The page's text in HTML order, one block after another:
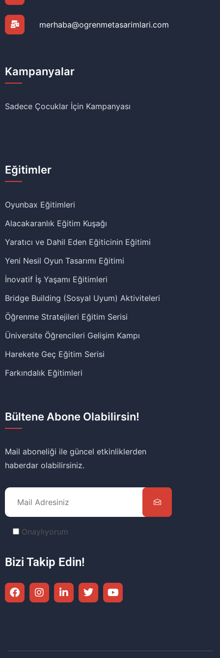
merhaba@ogrenmetasarimlari.com
Kampanyalar
Sadece Çocuklar İçin Kampanyası
Eğitimler
Oyunbax Eğitimleri
Alacakaranlık Eğitim Kuşağı
Yaratıcı ve Dahil Eden Eğiticinin Eğitimi
Yeni Nesil Oyun Tasarımı Eğitimi
İnovatif İş Yaşamı Eğitimleri
Bridge Building (Sosyal Uyum) Aktiviteleri
Öğrenme Stratejileri Eğitim Serisi
Üniversite Öğrencileri Gelişim Kampı
Harekete Geç Eğitim Serisi
Farkındalık Eğitimleri
Bültene Abone Olabilirsin!
Mail aboneliği ile güncel etkinliklerden
haberdar olabilirsiniz.
Onaylıyorum
Bizi Takip Edin!